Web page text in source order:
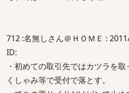
712 :名無しさん＠ＨＯＭＥ :
ID:
・初めての取引先ではカツラを
くしゃみ等で受付で落とす。